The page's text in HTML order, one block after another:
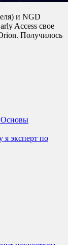
и NGD
Access свое
Получилось
Основы
эксперт по